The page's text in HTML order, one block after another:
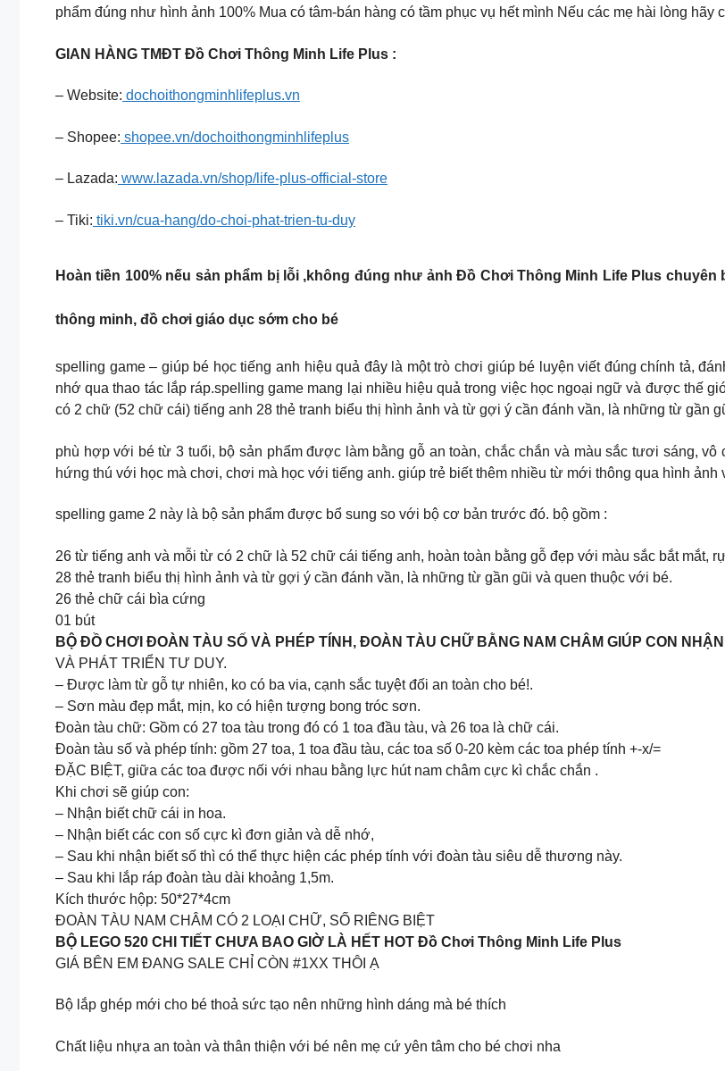
phẩm đúng như hình ảnh 100% Mua có tâm-bán hàng có tầm phục vụ hết mình Nếu các mẹ hài lòng hãy
GIAN HÀNG TMĐT Đồ Chơi Thông Minh Life Plus :
– Website: dochoithongminhlifeplus.vn
– Shopee: shopee.vn/dochoithongminhlifeplus
– Lazada: www.lazada.vn/shop/life-plus-official-store
– Tiki: tiki.vn/cua-hang/do-choi-phat-trien-tu-duy
Hoàn tiền 100% nếu sản phẩm bị lỗi ,không đúng như ảnh Đồ Chơi Thông Minh Life Plus
thông minh, đồ chơi giáo dục sớm cho bé
spelling game – giúp bé học tiếng anh hiệu quả đây là một trò chơi giúp bé luyện viết đúng chính tả,
nhớ qua thao tác lắp ráp.spelling game mang lại nhiều hiệu quả trong việc học ngoại ngữ và được thế
có 2 chữ (52 chữ cái) tiếng anh 28 thẻ tranh biểu thị hình ảnh và từ gợi ý cần đánh vần, là những từ gần
phù hợp với bé từ 3 tuổi, bộ sản phẩm được làm bằng gỗ an toàn, chắc chắn và màu sắc tươi sáng,
hứng thú với học mà chơi, chơi mà học với tiếng anh. giúp trẻ biết thêm nhiều từ mới thông qua hình ảnh
spelling game 2 này là bộ sản phẩm được bổ sung so với bộ cơ bản trước đó. bộ gồm :
26 từ tiếng anh và mỗi từ có 2 chữ là 52 chữ cái tiếng anh, hoàn toàn bằng gỗ đẹp với màu sắc bắt mắt,
28 thẻ tranh biểu thị hình ảnh và từ gợi ý cần đánh vần, là những từ gần gũi và quen thuộc với bé.
26 thẻ chữ cái bìa cứng
01 bút
BỘ ĐỒ CHƠI ĐOÀN TÀU SỐ VÀ PHÉP TÍNH, ĐOÀN TÀU CHỮ BẰNG NAM CHÂM GIÚP CON NHẬN
VÀ PHÁT TRIỂN TƯ DUY.
– Được làm từ gỗ tự nhiên, ko có ba via, cạnh sắc tuyệt đối an toàn cho bé!.
– Sơn màu đẹp mắt, mịn, ko có hiện tượng bong tróc sơn.
Đoàn tàu chữ: Gồm có 27 toa tàu trong đó có 1 toa đầu tàu, và 26 toa là chữ cái.
Đoàn tàu số và phép tính: gồm 27 toa, 1 toa đầu tàu, các toa số 0-20 kèm các toa phép tính +-x/=
ĐẶC BIỆT, giữa các toa được nối với nhau bằng lực hút nam châm cực kì chắc chắn .
Khi chơi sẽ giúp con:
– Nhận biết chữ cái in hoa.
– Nhận biết các con số cực kì đơn giản và dễ nhớ,
– Sau khi nhận biết số thì có thể thực hiện các phép tính với đoàn tàu siêu dễ thương này.
– Sau khi lắp ráp đoàn tàu dài khoảng 1,5m.
Kích thước hộp: 50*27*4cm
ĐOÀN TÀU NAM CHÂM CÓ 2 LOẠI CHỮ, SỐ RIÊNG BIỆT
BỘ LEGO 520 CHI TIẾT CHƯA BAO GIỜ LÀ HẾT HOT Đồ Chơi Thông Minh Life Plus
GIÁ BÊN EM ĐANG SALE CHỈ CÒN #1XX THÔI Ạ
Bộ lắp ghép mới cho bé thoả sức tạo nên những hình dáng mà bé thích
Chất liệu nhựa an toàn và thân thiện với bé nên mẹ cứ yên tâm cho bé chơi nha